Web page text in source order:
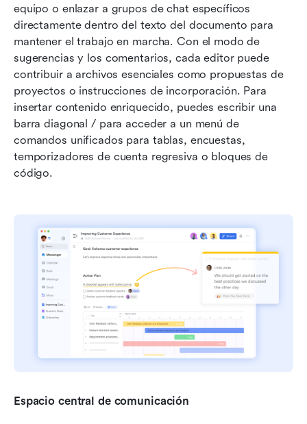
equipo o enlazar a grupos de chat específicos
directamente dentro del texto del documento para
mantener el trabajo en marcha. Con el modo de
sugerencias y los comentarios, cada editor puede
contribuir a archivos esenciales como propuestas de
proyectos o instrucciones de incorporación. Para
insertar contenido enriquecido, puedes escribir una
barra diagonal / para acceder a un menú de
comandos unificados para tablas, encuestas,
temporizadores de cuenta regresiva o bloques de
código.
Espacio central de comunicación